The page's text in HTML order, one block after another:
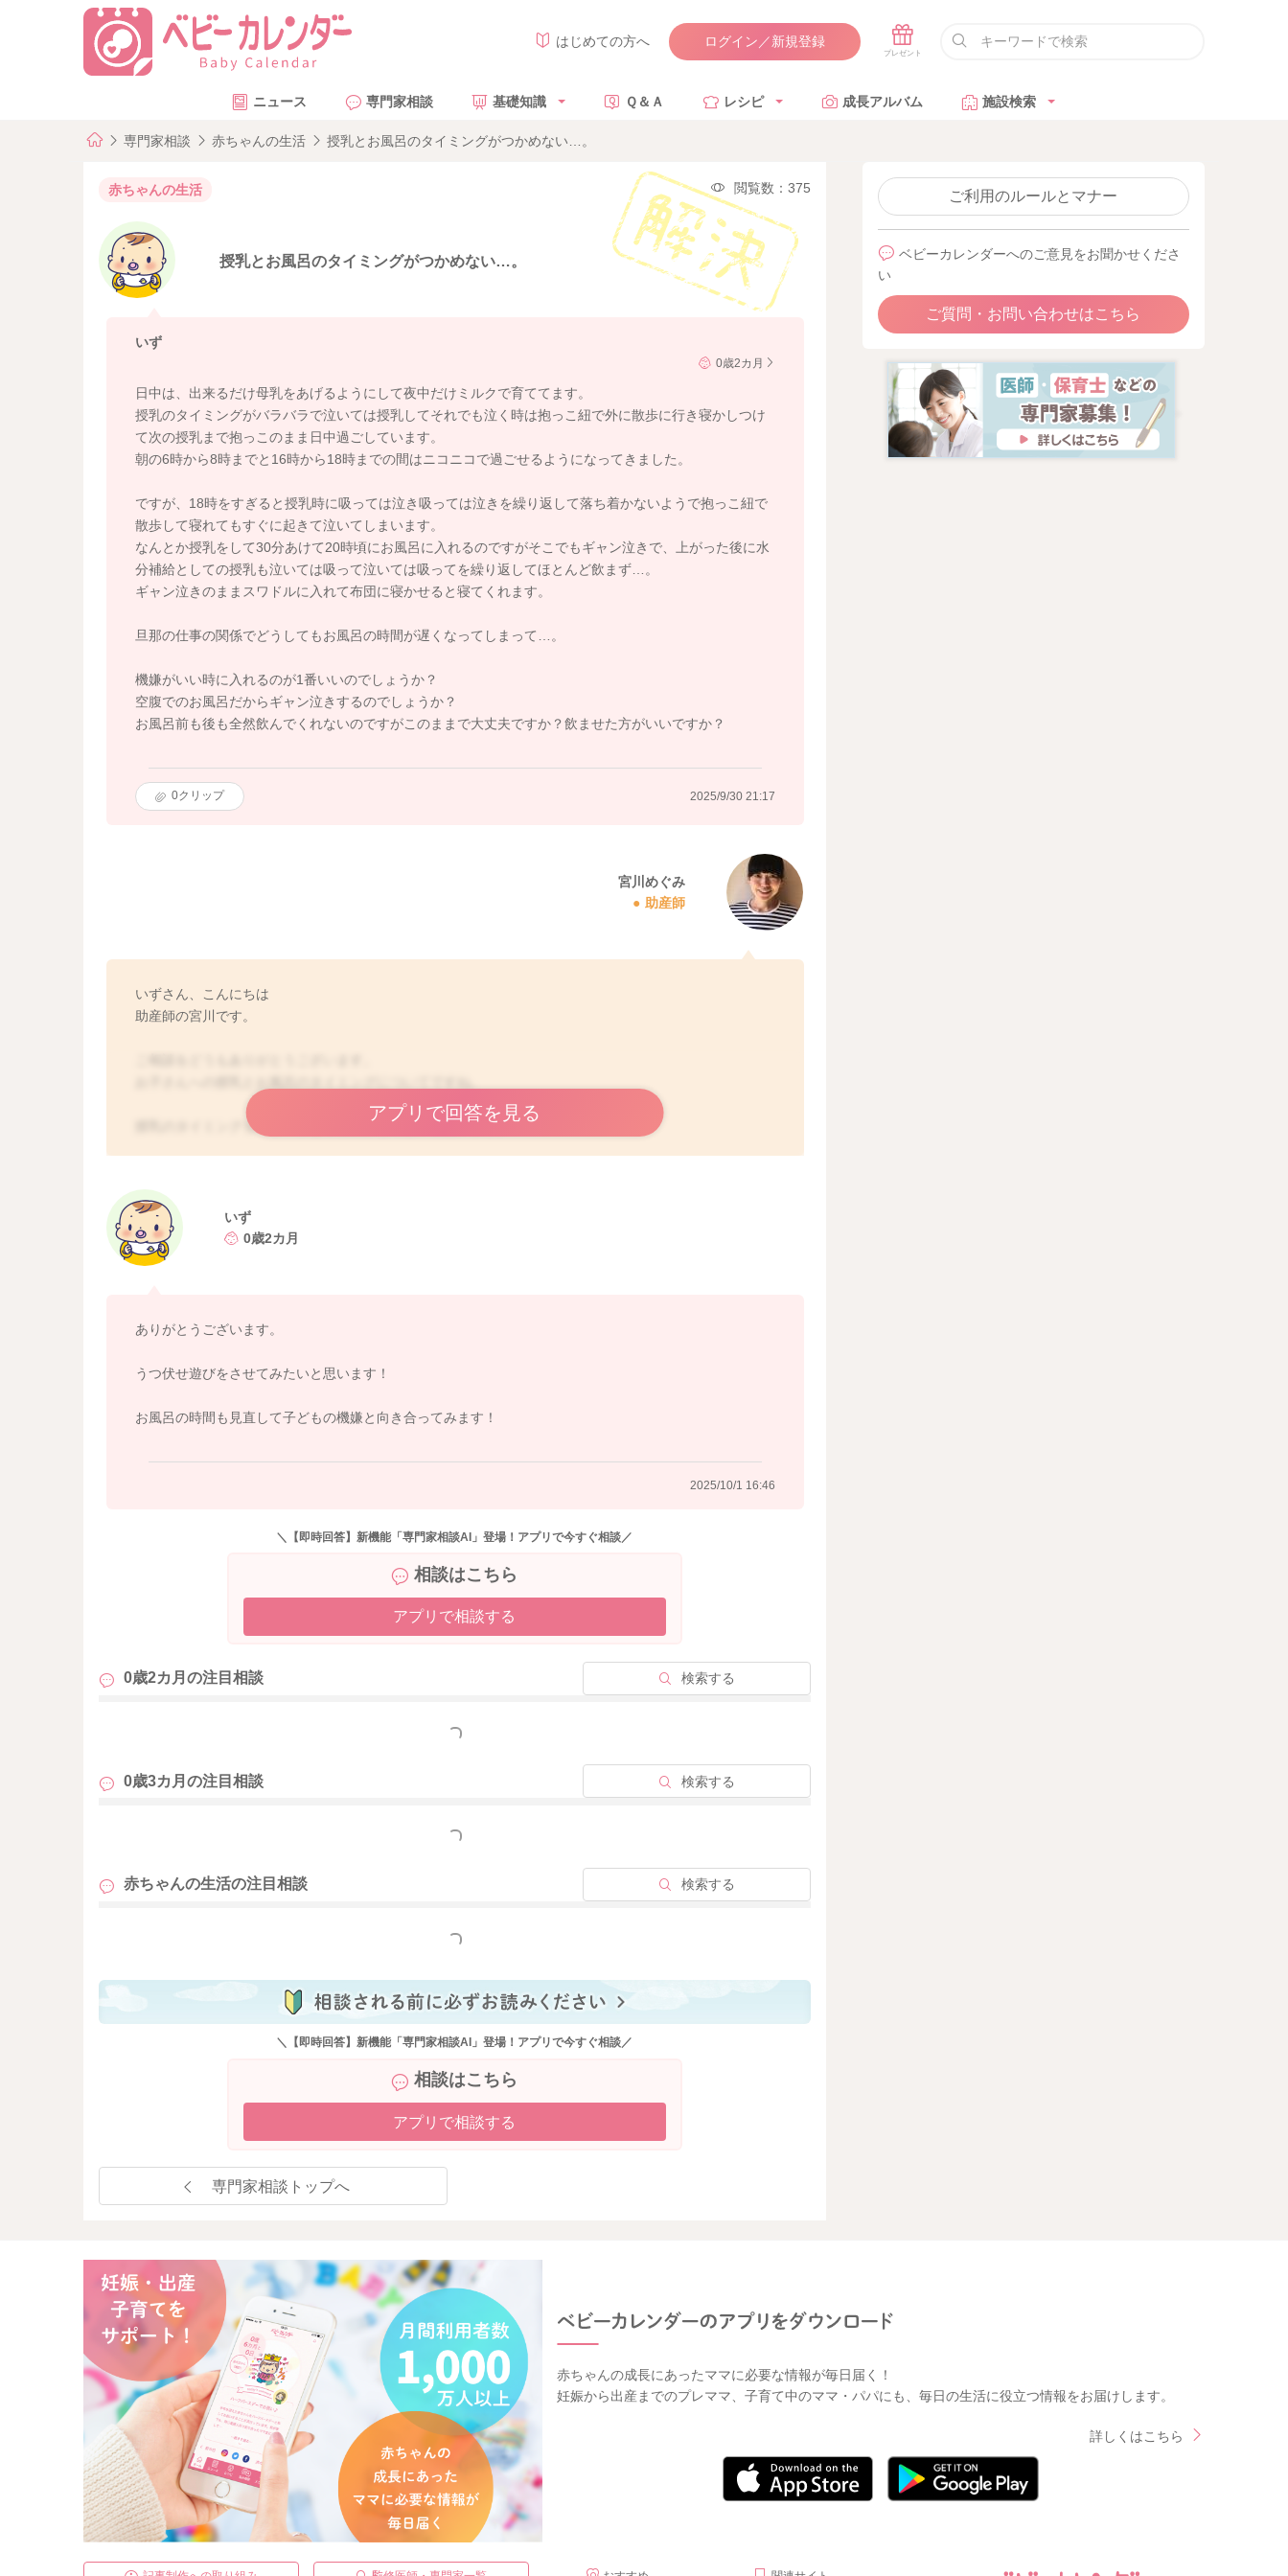
はじめての方へ ログイン／新規登録
ニュース 専門家相談 基礎知識 Ｑ＆Ａ レシピ 成長アルバム 施設検索
専門家相談 赤ちゃんの生活 授乳とお風呂のタイミングがつかめない…。
赤ちゃんの生活 閲覧数：375
授乳とお風呂のタイミングがつかめない…。
いず
0歳2カ月
日中は、出来るだけ母乳をあげるようにして夜中だけミルクで育ててます。
授乳のタイミングがバラバラで泣いては授乳してそれでも泣く時は抱っこ紐で外に散歩に行き寝かしつけ
て次の授乳まで抱っこのまま日中過ごしています。
朝の6時から8時までと16時から18時までの間はニコニコで過ごせるようになってきました。
ですが、18時をすぎると授乳時に吸っては泣き吸っては泣きを繰り返して落ち着かないようで抱っこ紐で
散歩して寝れてもすぐに起きて泣いてしまいます。
なんとか授乳をして30分あけて20時頃にお風呂に入れるのですがそこでもギャン泣きで、上がった後に水
分補給としての授乳も泣いては吸って泣いては吸ってを繰り返してほとんど飲まず…。
ギャン泣きのままスワドルに入れて布団に寝かせると寝てくれます。
旦那の仕事の関係でどうしてもお風呂の時間が遅くなってしまって…。
機嫌がいい時に入れるのが1番いいのでしょうか？
空腹でのお風呂だからギャン泣きするのでしょうか？
お風呂前も後も全然飲んでくれないのですがこのままで大丈夫ですか？飲ませた方がいいですか？
0クリップ 2025/9/30 21:17
宮川めぐみ
助産師
いずさん、こんにちは
助産師の宮川です。
授乳のタイミングもバラバラなことは少なくないと思います。
機嫌のいいタイミングを見計らってうつ伏せ遊びをされるのもいいと思います。
遊びつかれるようになることで、泣き方も変わってくることがあります。
夕方の機嫌の時間帯に入れてみてはいかがでしょうか？
そうするとまた飲み方も変わってくることはないかなと思いました。
いかがでしょうか？
アプリで回答を見る
いず
0歳2カ月
ありがとうございます。
うつ伏せ遊びをさせてみたいと思います！
お風呂の時間も見直して子どもの機嫌と向き合ってみます！
2025/10/1 16:46
＼【即時回答】新機能「専門家相談AI」登場！アプリで今すぐ相談／
相談はこちら
アプリで相談する
0歳2カ月の注目相談 検索する
もっと見る
0歳3カ月の注目相談 検索する
もっと見る
赤ちゃんの生活の注目相談 検索する
もっと見る
＼【即時回答】新機能「専門家相談AI」登場！アプリで今すぐ相談／
相談はこちら
アプリで相談する
専門家相談トップへ
ご利用のルールとマナー
ベビーカレンダーへのご意見をお聞かせくださ
い
ご質問・お問い合わせはこちら
赤ちゃんの成長にあったママに必要な情報が毎日届く！
妊娠から出産までのプレママ、子育て中のママ・パパにも、毎日の生活に役立つ情報をお届けします。
詳しくはこちら